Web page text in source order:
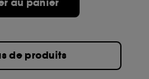
de produits